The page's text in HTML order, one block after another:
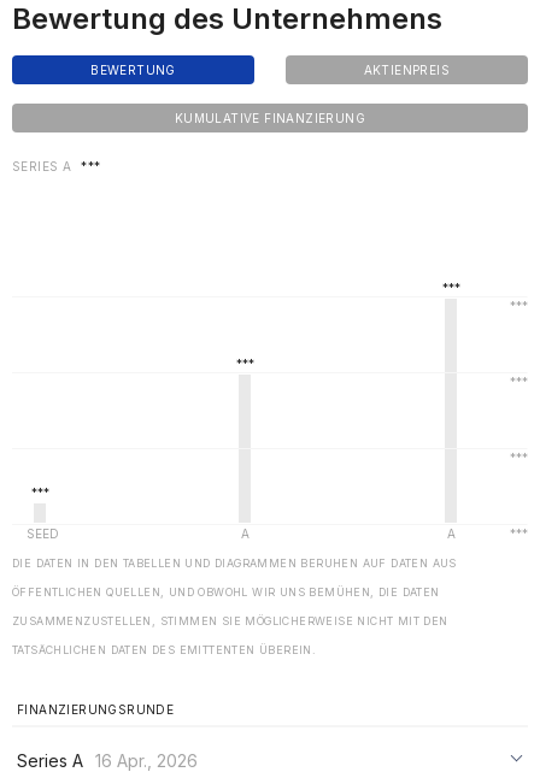
Bewertung des Unternehmens
BEWERTUNG AKTIENPREIS
KUMULATIVE FINANZIERUNG
SERIES A ***
DIE DATEN IN DEN TABELLEN UND DIAGRAMMEN BERUHEN AUF DATEN AUS
ÖFFENTLICHEN QUELLEN, UND OBWOHL WIR UNS BEMÜHEN, DIE DATEN
ZUSAMMENZUSTELLEN, STIMMEN SIE MÖGLICHERWEISE NICHT MIT DEN
TATSÄCHLICHEN DATEN DES EMITTENTEN ÜBEREIN.
FINANZIERUNGSRUNDE
Series A 16 Apr., 2026